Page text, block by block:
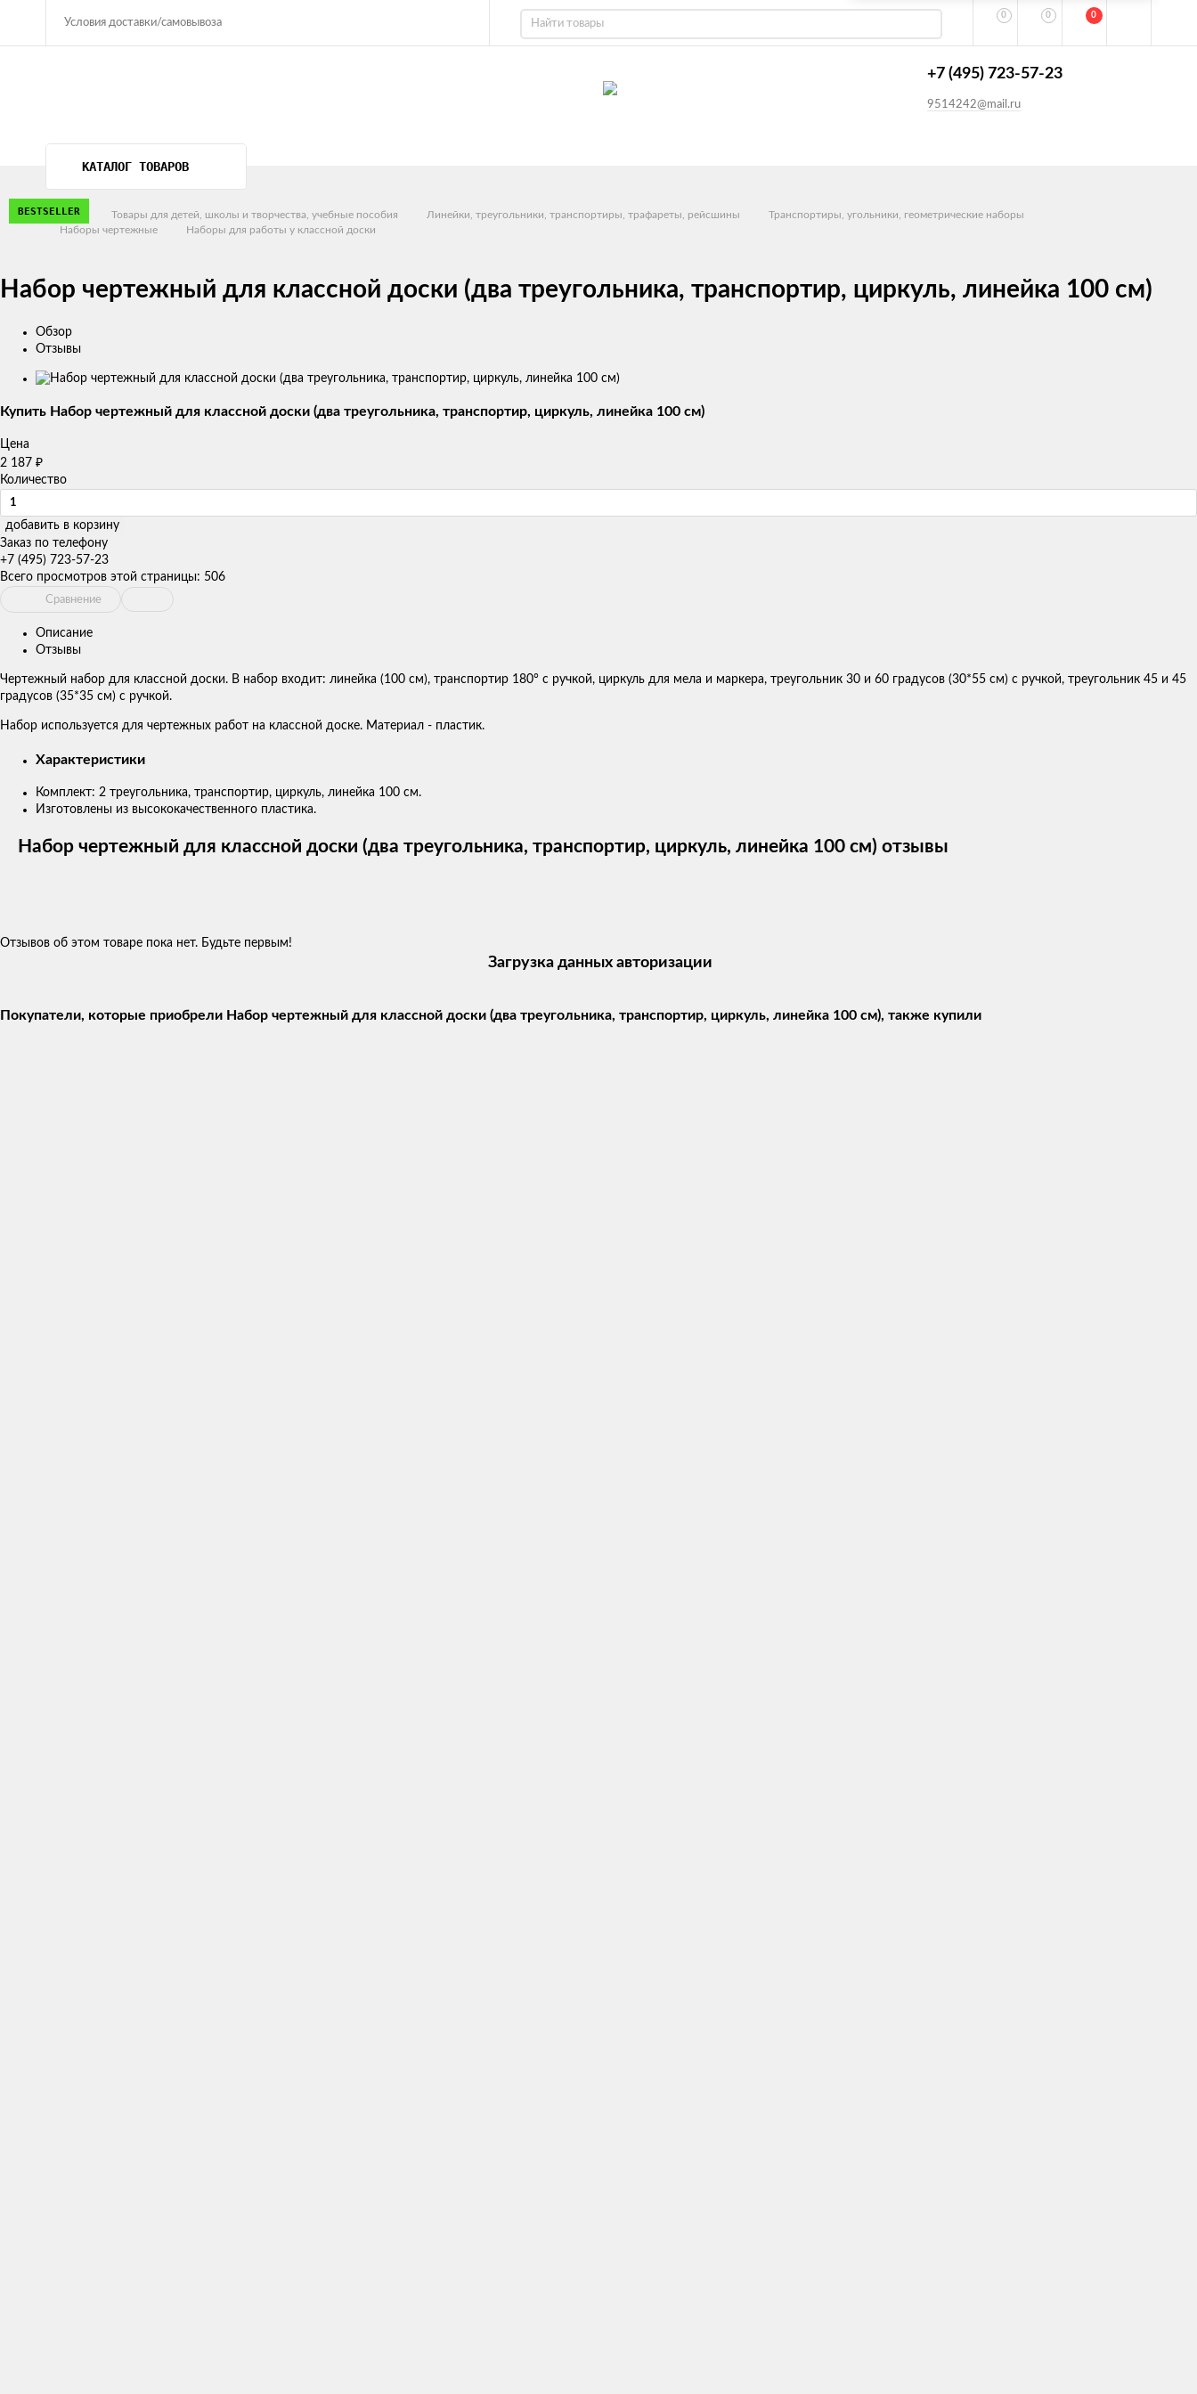
Условия доставки/самовывоза
0 0 0
+7 (495) 723-57-23
9514242@mail.ru
КАТАЛОГ ТОВАРОВ
Главная Товары для детей, школы и творчества, учебные пособия Линейки, треугольники, транспортиры, трафареты, рейсшины
Транспортиры, угольники, геометрические наборы
Наборы чертежные
Наборы для работы у классной доски
Набор чертежный для классной доски (два треугольника, транспортир, циркуль, линейка 100 см)
Обзор
Отзывы
Изображения
товаров
BESTSELLER
Купить Набор чертежный для классной доски (два треугольника, транспортир, циркуль, линейка 100 см)
Цена
2 187 ₽
Количество
добавить в корзину
Заказ по телефону
+7 (495) 723-57-23
Всего просмотров этой страницы: 506
Сравнение
Описание
Отзывы
Чертежный набор для классной доски. В набор входит: линейка (100 см), транспортир 180° с ручкой, циркуль для мела и маркера, треугольник 30 и 60 градусов (30*55 см) с ручкой, треугольник 45 и 45
градусов (35*35 см) с ручкой.
Набор используется для чертежных работ на классной доске. Материал - пластик.
Характеристики
Комплект: 2 треугольника, транспортир, циркуль, линейка 100 см.
Изготовлены из высококачественного пластика.
Набор чертежный для классной доски (два треугольника, транспортир, циркуль, линейка 100 см) отзывы
Отзывов об этом товаре пока нет. Будьте первым!
Загрузка данных авторизации
Покупатели, которые приобрели Набор чертежный для классной доски (два треугольника, транспортир, циркуль, линейка 100 см), также купили